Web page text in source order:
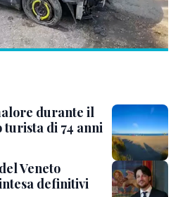
durante il
di 74 anni
Veneto
definitivi